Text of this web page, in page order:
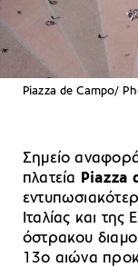
Piazza de Campo/
Σημείο
πλατεία Piazza
Ιταλίας και
όστρακου
13ο αιώνα